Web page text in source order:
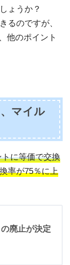
ょうか？
るのですが、
、他のポイント
マイル
に等価で交換
率が75％に上
廃止が決定